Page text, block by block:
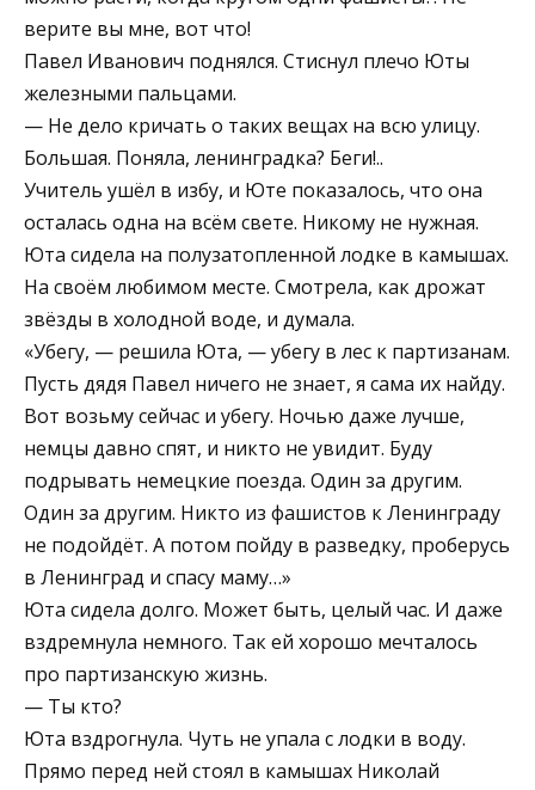
верите вы мне, вот что!
Павел Иванович поднялся. Стиснул плечо Юты
железными пальцами.
— Не дело кричать о таких вещах на всю улицу.
Большая. Поняла, ленинградка? Беги!..
Учитель ушёл в избу, и Юте показалось, что она
осталась одна на всём свете. Никому не нужная.
Юта сидела на полузатопленной лодке в камышах.
На своём любимом месте. Смотрела, как дрожат
звёзды в холодной воде, и думала.
«Убегу, — решила Юта, — убегу в лес к партизанам.
Пусть дядя Павел ничего не знает, я сама их найду.
Вот возьму сейчас и убегу. Ночью даже лучше,
немцы давно спят, и никто не увидит. Буду
подрывать немецкие поезда. Один за другим.
Один за другим. Никто из фашистов к Ленинграду
не подойдёт. А потом пойду в разведку, проберусь
в Ленинград и спасу маму…»
Юта сидела долго. Может быть, целый час. И даже
вздремнула немного. Так ей хорошо мечталось
про партизанскую жизнь.
— Ты кто?
Юта вздрогнула. Чуть не упала с лодки в воду.
Прямо перед ней стоял в камышах Николай